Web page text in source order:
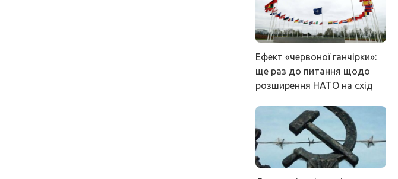
Ефект «червоної ганчірки»:
ще раз до питання щодо
розширення НАТО на схід